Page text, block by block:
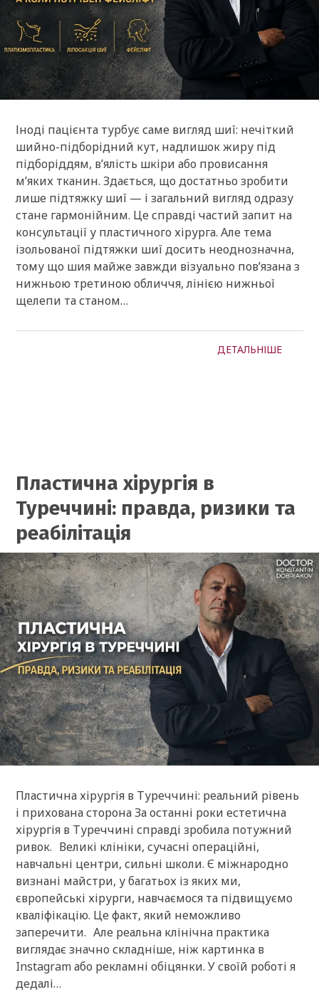
Іноді пацієнта турбує саме вигляд шиї: нечіткий
шийно-підборідний кут, надлишок жиру під
підборіддям, в’ялість шкіри або провисання
м’яких тканин. Здається, що достатньо зробити
лише підтяжку шиї — і загальний вигляд одразу
стане гармонійним. Це справді частий запит на
консультації у пластичного хірурга. Але тема
ізольованої підтяжки шиї досить неоднозначна,
тому що шия майже завжди візуально пов’язана з
нижньою третиною обличчя, лінією нижньої
щелепи та станом…
ДЕТАЛЬНІШЕ
Пластична хірургія в
Туреччині: правда, ризики та
реабілітація
Пластична хірургія в Туреччині: реальний рівень
і прихована сторона За останні роки естетична
хірургія в Туреччині справді зробила потужний
ривок. Великі клініки, сучасні операційні,
навчальні центри, сильні школи. Є міжнародно
визнані майстри, у багатьох із яких ми,
європейські хірурги, навчаємося та підвищуємо
кваліфікацію. Це факт, який неможливо
заперечити. Але реальна клінічна практика
виглядає значно складніше, ніж картинка в
Instagram або рекламні обіцянки. У своїй роботі я
дедалі…